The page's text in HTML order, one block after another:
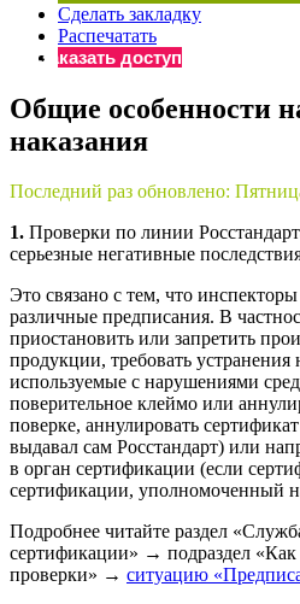
Бератор
«Практическая
«Нормативные акты для
Материалы электронного
Онлайн-сервисы «Учетная
Просто заполните форму, и
Сделать закладку
Распечатать
Заказать доступ
Общие особенности
наказания
Последний раз обновлено:
1. Проверки по линии
серьезные негативные
Это связано с тем, что
различные предписания. В
приостановить или запретить
продукции, требовать
используемые с нарушениями
поверительное клеймо или
поверке, аннулировать
выдавал сам Росстандарт) или
в орган сертификации (если
сертификации, уполномоченный
Подробнее читайте раздел
сертификации» → подраздел «Как
проверки» → ситуацию